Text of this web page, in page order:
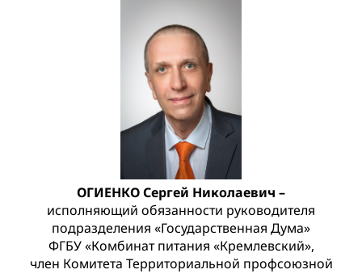
ОГИЕНКО Сергей Николаевич –
исполняющий обязанности руководителя
подразделения «Государственная Дума»
ФГБУ «Комбинат питания «Кремлевский»,
член Комитета Территориальной профсоюзной